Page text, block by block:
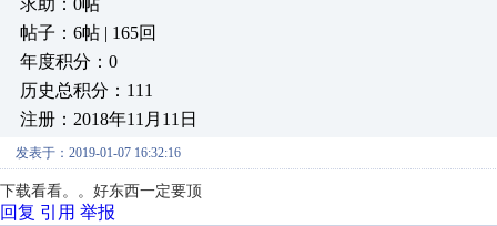
求助：0帖
帖子：6帖 | 165回
年度积分：0
历史总积分：111
注册：2018年11月11日
发表于：2019-01-07 16:32:16
下载看看。。好东西一定要顶
回复 引用 举报